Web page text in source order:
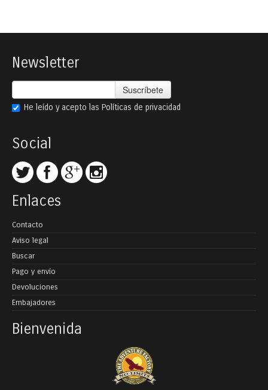
Newsletter
Suscríbete
He leído y acepto las Políticas de privacidad
Social
Enlaces
Contacto
Aviso legal
Buscar
Pago y envío
Devoluciones
Embajadores
Bienvenida